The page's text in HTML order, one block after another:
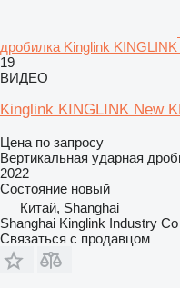
дробилка Kinglink
19
ВИДЕО
Kinglink KINGLINK New
Цена по запросу
Вертикальная ударная
2022
Состояние новый
Китай, Shanghai
Shanghai Kinglink Industry
Связаться с продавцом